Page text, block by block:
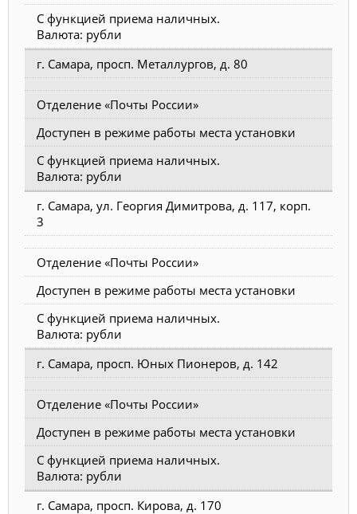
С функцией приема наличных.
Валюта: рубли
г. Самара, просп. Металлургов, д. 80
Отделение «Почты России»
Доступен в режиме работы места установки
С функцией приема наличных.
Валюта: рубли
г. Самара, ул. Георгия Димитрова, д. 117, корп.
3
Отделение «Почты России»
Доступен в режиме работы места установки
С функцией приема наличных.
Валюта: рубли
г. Самара, просп. Юных Пионеров, д. 142
Отделение «Почты России»
Доступен в режиме работы места установки
С функцией приема наличных.
Валюта: рубли
г. Самара, просп. Кирова, д. 170